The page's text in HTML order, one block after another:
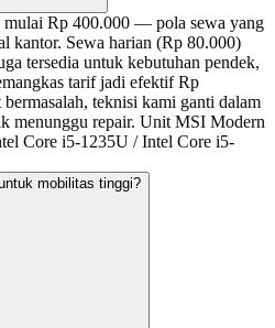
Rp 400.000 — pola sewa yang
kantor. Sewa harian (Rp 80.000)
tersedia untuk kebutuhan pendek,
tarif jadi efektif Rp
teknisi kami ganti dalam
menunggu repair. Unit MSI Modern
Core i5-1235U / Intel Core i5-
mobilitas tinggi?